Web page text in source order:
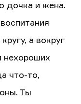
дочка и жена.
а вокруг
нехороших
что-то,
Ты